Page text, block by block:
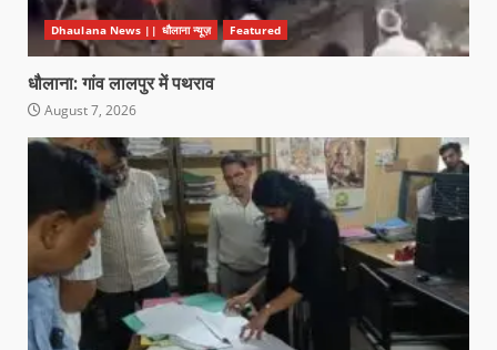
Dhaulana News || धौलाना न्यूज़ Featured
धौलाना: गांव लालपुर में पथराव
August 7, 2026